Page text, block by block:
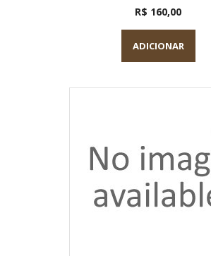
R$ 160,00
ADICIONAR